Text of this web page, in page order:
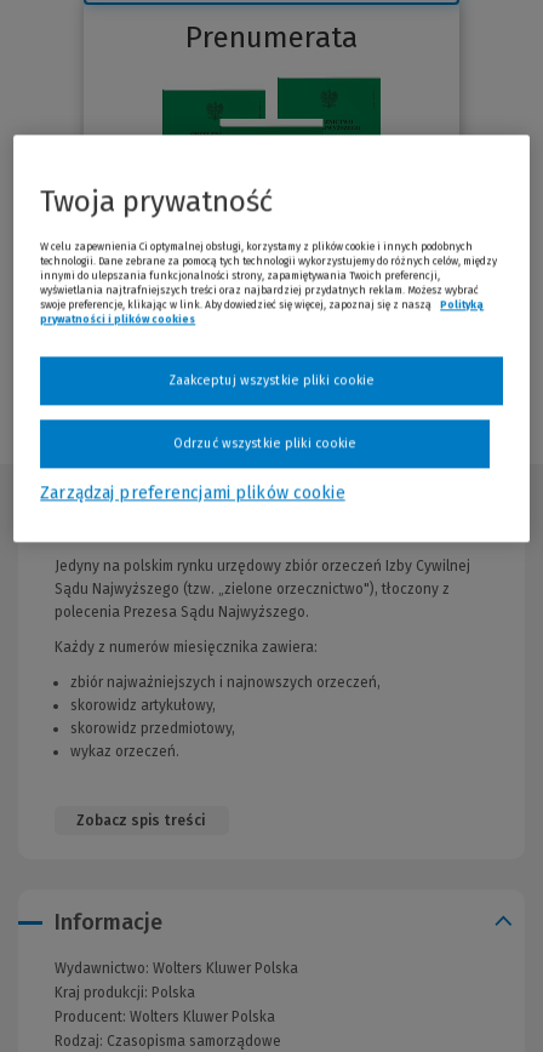
Prenumerata
Już od
Sprawdź
Jedyny na polskim rynku urzędowy zbiór orzeczeń Izby Cywilnej
Sądu Najwyższego (tzw. „zielone orzecznictwo"), tłoczony z
polecenia Prezesa Sądu Najwyższego.
Każdy z numerów miesięcznika zawiera:
zbiór najważniejszych i najnowszych orzeczeń,
skorowidz artykułowy,
skorowidz przedmiotowy,
wykaz orzeczeń.
Zobacz spis treści
Informacje
Wydawnictwo: Wolters Kluwer Polska
Kraj produkcji: Polska
Producent: Wolters Kluwer Polska
Rodzaj: Czasopisma samorządowe
Twoja prywatność
W celu zapewnienia Ci optymalnej obsługi, korzystamy z plików cookie i innych podobnych
technologii. Dane zebrane za pomocą tych technologii wykorzystujemy do różnych celów, między
innymi do ulepszania funkcjonalności strony, zapamiętywania Twoich preferencji,
wyświetlania najtrafniejszych treści oraz najbardziej przydatnych reklam. Możesz wybrać
swoje preferencje, klikając w link. Aby dowiedzieć się więcej, zapoznaj się z naszą
Polityką
prywatności i plików cookies
Zarządzaj preferencjami plików cookie
Odrzuć wszystkie pliki cookie
Zaakceptuj wszystkie pliki cookie